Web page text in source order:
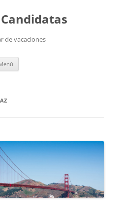
de vacaciones